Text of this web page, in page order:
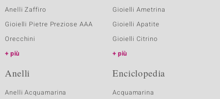
Anelli Zaffiro
Gioielli Pietre Preziose AAA
Orecchini
più
Gioielli Ametrina
Gioielli Apatite
Gioielli Citrino
più
Anelli
Anelli Acquamarina
Enciclopedia
Acquamarina